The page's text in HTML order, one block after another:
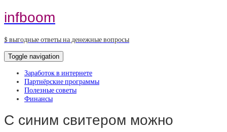
infboom
$ выгодные ответы на денежные вопросы
Toggle navigation
Заработок в интернете
Партнёрские программы
Полезные советы
Финансы
С синим свитером можно